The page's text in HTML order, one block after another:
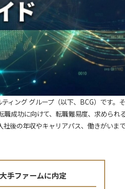
ィング グループ（以下、BCG）です。
成功に向けて、転職難易度、求められ
後の年収やキャリアパス、働きがいま
手ファームに内定